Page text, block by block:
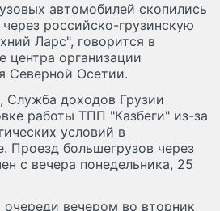
автомобилей скопились
российско-грузинскую
Ларс", говорится в
центра организации
Северной Осетии.
Служба доходов Грузии
работы ТПП "Казбеги" из-за
условий в
Проезд большегрузов через
с вечера понедельника, 25
очереди вечером во вторник